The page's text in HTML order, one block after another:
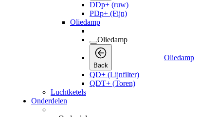
DDp+ (ruw)
PDp+ (Fijn)
Oliedamp
Oliedamp
Back
Oliedamp
QD+ (Lijnfilter)
QDT+ (Toren)
Luchtketels
Onderdelen